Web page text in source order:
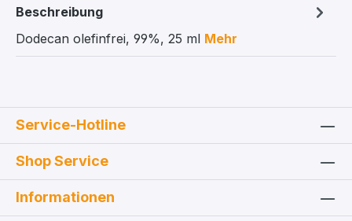
Beschreibung
Dodecan olefinfrei, 99%, 25 ml Mehr
Service-Hotline
Shop Service
Informationen